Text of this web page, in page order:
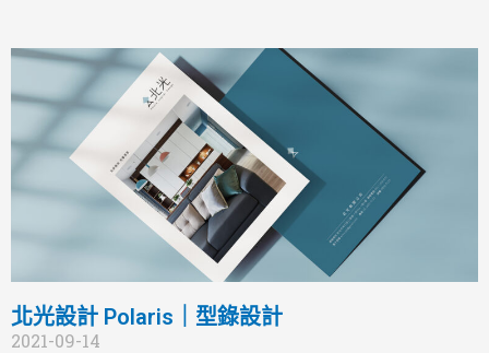
北光設計 Polaris｜型錄設計
2021-09-14